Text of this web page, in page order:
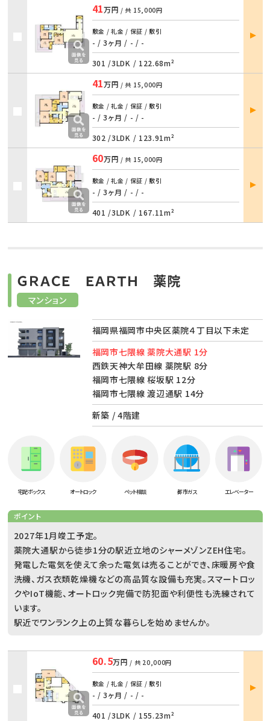
41万円 / 共 15,000円
敷金 / 礼金 / 保証 / 敷引
- / 3ヶ月 / - / -
301 /3LDK / 122.68m²
部屋
詳細
41万円 / 共 15,000円
敷金 / 礼金 / 保証 / 敷引
- / 3ヶ月 / - / -
302 /3LDK / 123.91m²
部屋
詳細
60万円 / 共 15,000円
敷金 / 礼金 / 保証 / 敷引
- / 3ヶ月 / - / -
401 /3LDK / 167.11m²
部屋
詳細
マンション
ＧＲＡＣＥ ＥＡＲＴＨ 薬院
福岡県福岡市中央区薬院４丁目以下未定
福岡市七隈線 薬院大通駅 1分
西鉄天神大牟田線 薬院駅 8分
福岡市七隈線 桜坂駅 12分
福岡市七隈線 渡辺通駅 14分
新築 / 4階建
宅配ボックス オートロック ペット相談 都市ガス エレベーター
ポイント
2027年1月竣工予定。
薬院大通駅から徒歩1分の駅近立地のシャーメゾンZEH住宅。
発電した電気を使えて余った電気は売ることができ、床暖房や食
洗機、ガス衣類乾燥機などの高品質な設備も充実。スマートロッ
クやIoT機能、オートロック完備で防犯面や利便性も洗練されて
います。
駅近でワンランク上の上質な暮らしを始めませんか。
60.5万円 / 共 20,000円
敷金 / 礼金 / 保証 / 敷引
- / 3ヶ月 / - / -
401 /3LDK / 155.23m²
部屋
詳細